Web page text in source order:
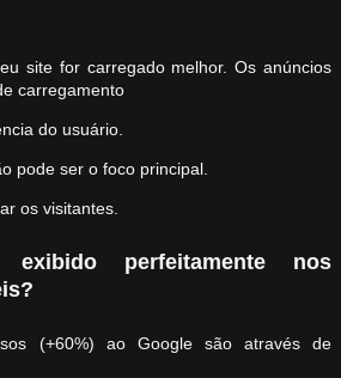
site for carregado melhor. Os anúncios
carregamento
do usuário.
pode ser o foco principal.
os visitantes.
perfeitamente nos
(+60%) ao Google são através de